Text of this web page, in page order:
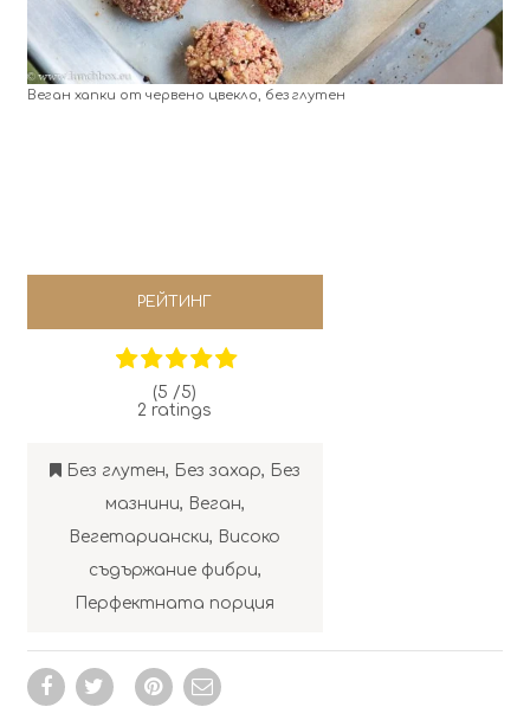
Веган хапки от червено цвекло, без глутен
РЕЙТИНГ
(5 /5)
2 ratings
Без глутен, Без захар, Без
мазнини, Веган,
Вегетариански, Високо
съдържание фибри,
Перфектната порция